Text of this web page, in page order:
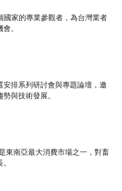
國家的專業參觀者，為台灣業者
。
安排系列研討會與專題論壇，邀
與技術發展。
東南亞最大消費市場之一，對畜